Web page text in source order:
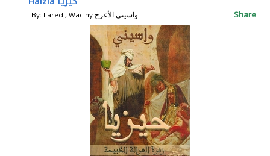
By: Laredj, Waciny واسيني الأعرج Share